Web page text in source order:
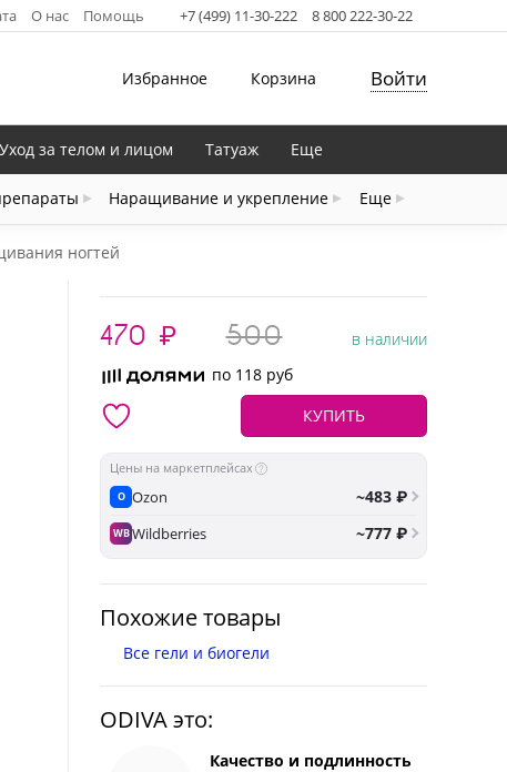
О нас Помощь +7 (499) 11-30-222 8 800 222-30-22
Избранное Корзина Войти
Наращивание и укрепление Еще
Уход за телом и лицом Татуаж Еще
ногтей
470 ₽ 500
в наличии
по 118 руб
КУПИТЬ
Цены на маркетплейсах
O Ozon ~483 ₽
WBWildberries ~777 ₽
Похожие товары
Все гели и биогели
ODIVA это:
Качество и подлинность